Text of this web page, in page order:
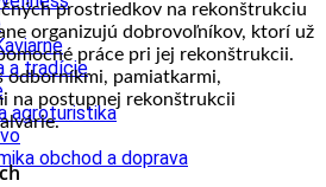
a tradície
agroturistika
obchod a doprava
prostriedkov na rekonštrukciu
organizujú dobrovoľníkov, ktorí už
práce pri jej rekonštrukcii.
odborníkmi, pamiatkarmi,
na postupnej rekonštrukcii